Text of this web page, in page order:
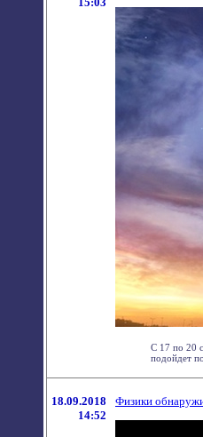
С 17 по 20
подойдет
18.09.2018
14:52
Физики